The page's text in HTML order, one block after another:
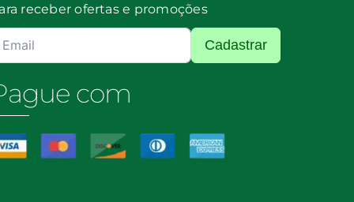
receber ofertas e promoções
Cadastrar
com